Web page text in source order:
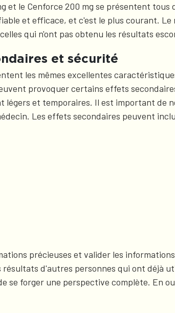
et le Cenforce 200 mg se présentent
et efficace, et c'est le plus courant.
qui n'ont pas obtenu les résultats
et sécurité
les mêmes excellentes
provoquer certains effets
et temporaires. Il est important de
Les effets secondaires peuvent
précieuses et valider les
d'autres personnes qui ont déjà
se forger une perspective complète. En